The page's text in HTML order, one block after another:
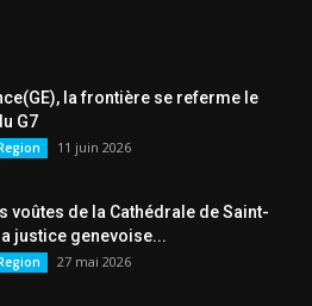
la frontière se referme le
G7
11 juin 2026
voûtes de la Cathédrale de Saint-
justice genevoise...
27 mai 2026